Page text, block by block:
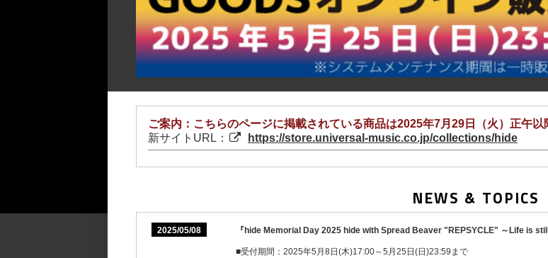
ご案内：こちらのページに掲載されている商品は2025年7月29日（火）正午以
新サイトURL：
https://store.universal-music.co.jp/collections/hide
NEWS & TOPICS
2025/05/08 『hide Memorial Day 2025 hide with Spread Beaver "REPSYCLE" ～Life is
■受付期間：2025年5月8日(木)17:00～5月25日(日)23:59まで